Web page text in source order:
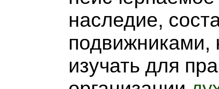
наследие,
подвижниками,
изучать для